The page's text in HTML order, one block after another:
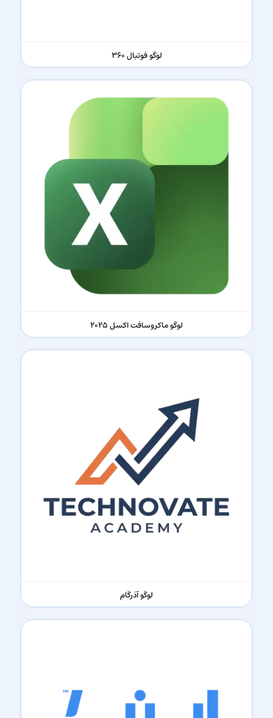
لوگو فوتبال ۳۶۰
لوگو ماکروسافت اکسل 2025
لوگو آذرگام